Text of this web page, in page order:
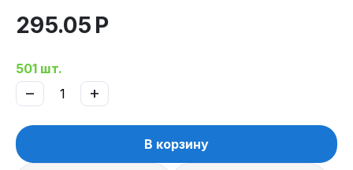
295.05 Р
501 шт.
+
−
В корзину